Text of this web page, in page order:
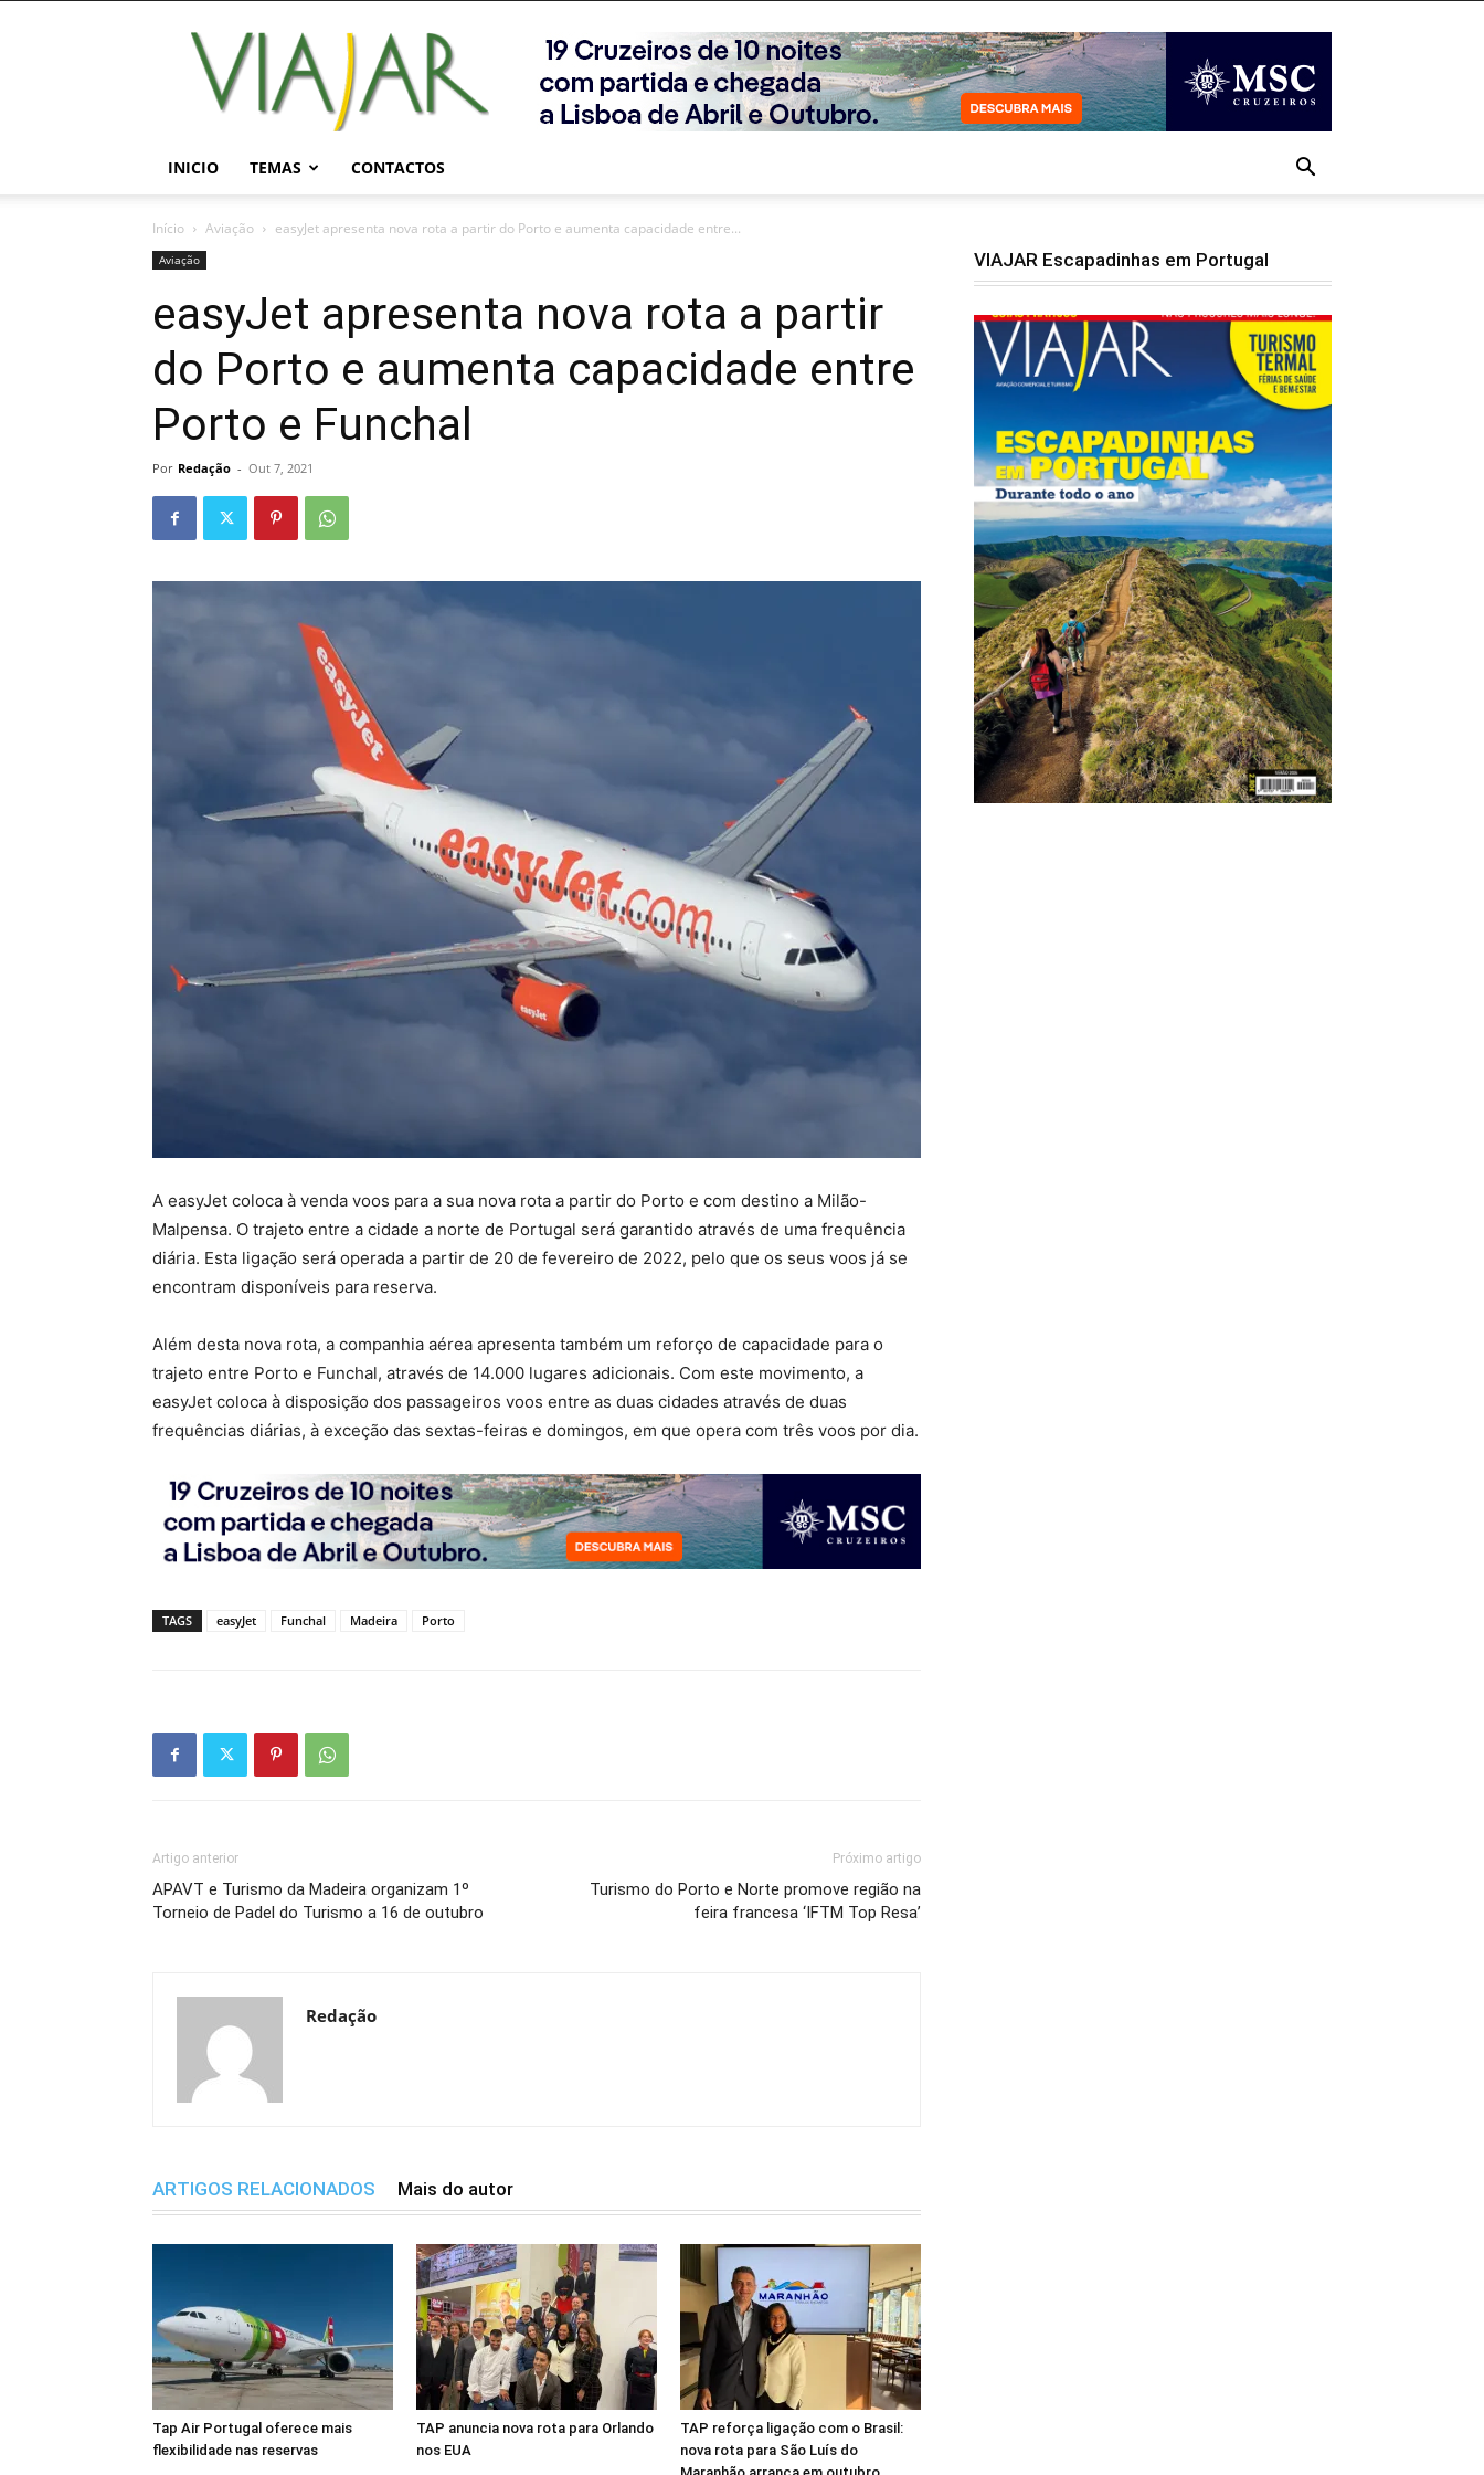
Viajar
Magazine
Online
INICIO TEMAS CONTACTOS
Início Aviação easyJet apresenta nova rota a partir do Porto e aumenta capacidade entre...
Aviação
easyJet apresenta nova rota a partir
do Porto e aumenta capacidade entre
Porto e Funchal
Por Redação - Out 7, 2021
A easyJet coloca à venda voos para a sua nova rota a partir do Porto e com destino a Milão-
Malpensa. O trajeto entre a cidade a norte de Portugal será garantido através de uma frequência
diária. Esta ligação será operada a partir de 20 de fevereiro de 2022, pelo que os seus voos já se
encontram disponíveis para reserva.
Além desta nova rota, a companhia aérea apresenta também um reforço de capacidade para o
trajeto entre Porto e Funchal, através de 14.000 lugares adicionais. Com este movimento, a
easyJet coloca à disposição dos passageiros voos entre as duas cidades através de duas
frequências diárias, à exceção das sextas-feiras e domingos, em que opera com três voos por dia.
TAGS easyJet Funchal Madeira Porto
Artigo anterior
APAVT e Turismo da Madeira organizam 1º
Torneio de Padel do Turismo a 16 de outubro
Próximo artigo
Turismo do Porto e Norte promove região na
feira francesa ‘IFTM Top Resa’
Redação
ARTIGOS RELACIONADOS Mais do autor
Tap Air Portugal oferece mais
flexibilidade nas reservas
TAP anuncia nova rota para Orlando
nos EUA
TAP reforça ligação com o Brasil:
nova rota para São Luís do
VIAJAR Escapadinhas em Portugal